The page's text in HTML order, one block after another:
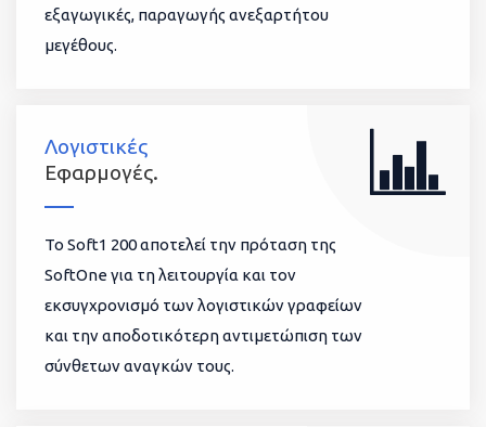
εξαγωγικές, παραγωγής ανεξαρτήτου
μεγέθους.
Λογιστικές
Εφαρμογές.
To Soft1 200 αποτελεί την πρόταση της
SoftOne για τη λειτουργία και τον
εκσυγχρονισμό των λογιστικών γραφείων
και την αποδοτικότερη αντιμετώπιση των
σύνθετων αναγκών τους.